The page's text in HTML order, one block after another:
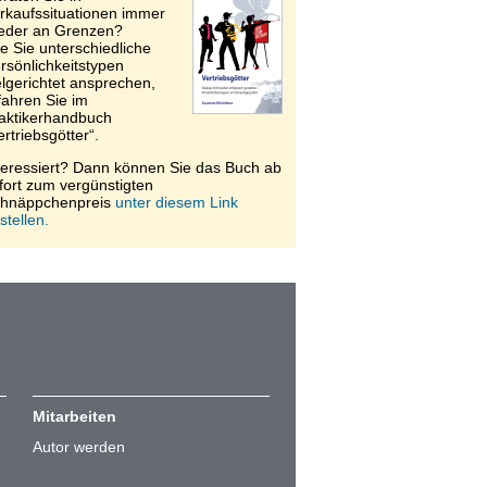
immer
an Grenzen?
Sie unterschiedliche
ansprechen,
Sie im
Dann können Sie das Buch ab
zum vergünstigten
unter diesem Link
Mitarbeiten
Autor werden